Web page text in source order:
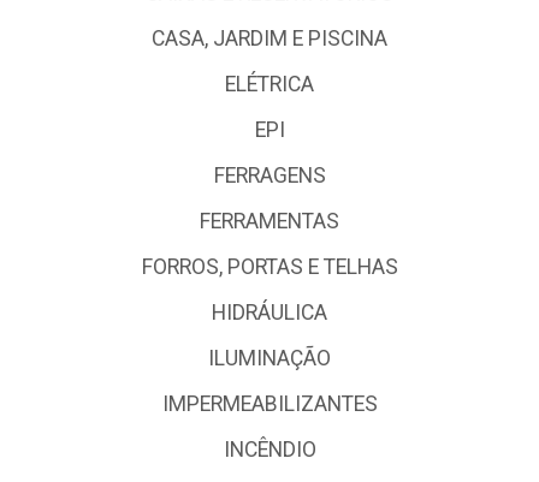
CASA, JARDIM E PISCINA
ELÉTRICA
EPI
FERRAGENS
FERRAMENTAS
FORROS, PORTAS E TELHAS
HIDRÁULICA
ILUMINAÇÃO
IMPERMEABILIZANTES
INCÊNDIO